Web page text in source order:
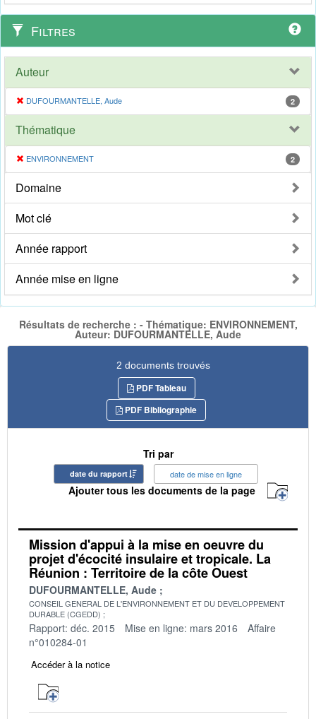
Filtres
Auteur
DUFOURMANTELLE, Aude 2
Thématique
ENVIRONNEMENT 2
Domaine
Mot clé
Année rapport
Année mise en ligne
Résultats de recherche : - Thématique: ENVIRONNEMENT,
Auteur: DUFOURMANTELLE, Aude
2 documents trouvés
PDF Tableau
PDF Bibliographie
Tri par
date du rapport date de mise en ligne
Ajouter tous les documents de la page
Mission d'appui à la mise en oeuvre du
projet d'écocité insulaire et tropicale. La
Réunion : Territoire de la côte Ouest
DUFOURMANTELLE, Aude
CONSEIL GENERAL DE L'ENVIRONNEMENT ET DU DEVELOPPEMENT
DURABLE (CGEDD)
Rapport: déc. 2015 Mise en ligne: mars 2016
Affaire
n°010284-01
Accéder à la notice